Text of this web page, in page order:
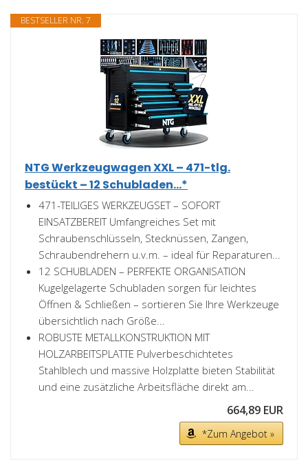
BESTSELLER NR. 7
NTG Werkzeugwagen XXL – 471-tlg.
bestückt – 12 Schubladen...*
471-TEILIGES WERKZEUGSET – SOFORT
EINSATZBEREIT Umfangreiches Set mit
Schraubenschlüsseln, Stecknüssen, Zangen,
Schraubendrehern u.v.m. – ideal für Reparaturen...
12 SCHUBLADEN – PERFEKTE ORGANISATION
Kugelgelagerte Schubladen sorgen für leichtes
Öffnen & Schließen – sortieren Sie Ihre Werkzeuge
übersichtlich nach Größe...
ROBUSTE METALLKONSTRUKTION MIT
HOLZARBEITSPLATTE Pulverbeschichtetes
Stahlblech und massive Holzplatte bieten Stabilität
und eine zusätzliche Arbeitsfläche direkt am...
664,89 EUR
*Zum Angebot »